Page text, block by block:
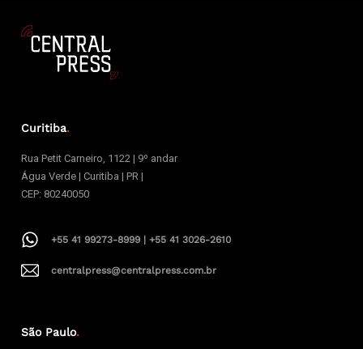
Curitiba.
Rua Petit Carneiro, 1122 | 9º andar
Água Verde | Curitiba | PR |
CEP: 80240050
+55 41 99273-8999 | +55 41 3026-2610
centralpress@centralpress.com.br
São Paulo.